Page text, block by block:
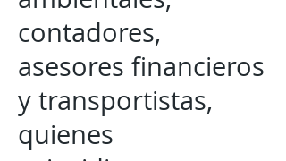
contadores,
asesores financieros
y transportistas,
quienes